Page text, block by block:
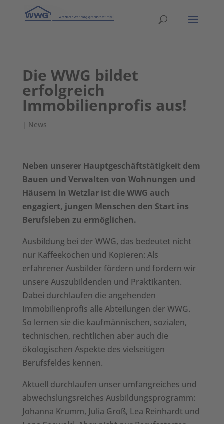
Die WWG bildet
erfolgreich
Immobilienprofis aus!
| News
Neben unserer Hauptgeschäftstätigkeit dem
Bauen und Verwalten von Wohnungen und
Häusern in Wetzlar ist die WWG auch
engagiert, jungen Menschen den Start ins
Berufsleben zu ermöglichen.
Ausbildung bei der WWG, das bedeutet nicht
nur Kaffeekochen und Kopieren: Als
erfahrener Ausbilder fördern und fordern wir
unsere Auszubildenden und Praktikanten.
Dabei durchlaufen die angehenden
Immobilienprofis alle Abteilungen der WWG.
So lernen sie die kaufmännischen, sozialen,
technischen, rechtlichen aber auch die
ökologischen Aspekte des vielseitigen
Berufsfeldes kennen.
Aktuell durchlaufen unser umfangreiches und
abwechslungsreiches Ausbildungsprogramm:
Johanna Krumm, Julia Groß, Lea Reinhardt und